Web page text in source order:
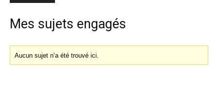
Mes sujets engagés
Aucun sujet n’a été trouvé ici.